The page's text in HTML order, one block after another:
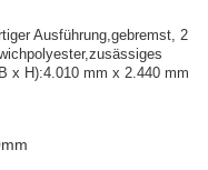
Ausführung,gebremst, 2
x H):4.010 mm x 2.440 mm